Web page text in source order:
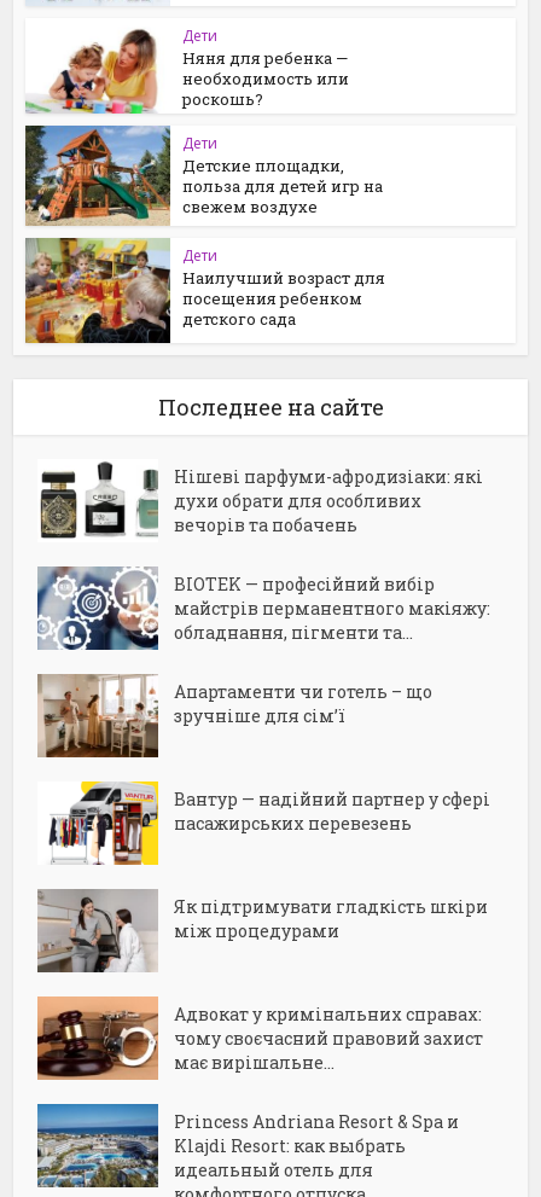
Дети
Няня для ребенка —
необходимость или
роскошь?
Дети
Детские площадки,
польза для детей игр на
свежем воздухе
Дети
Наилучший возраст для
посещения ребенком
детского сада
Последнее на сайте
Нішеві парфуми-афродизіаки: які
духи обрати для особливих
вечорів та побачень
BIOTEK — професійний вибір
майстрів перманентного макіяжу:
обладнання, пігменти та...
Апартаменти чи готель – що
зручніше для сім’ї
Вантур — надійний партнер у сфері
пасажирських перевезень
Як підтримувати гладкість шкіри
між процедурами
Адвокат у кримінальних справах:
чому своєчасний правовий захист
має вирішальне...
Princess Andriana Resort & Spa и
Klajdi Resort: как выбрать
идеальный отель для